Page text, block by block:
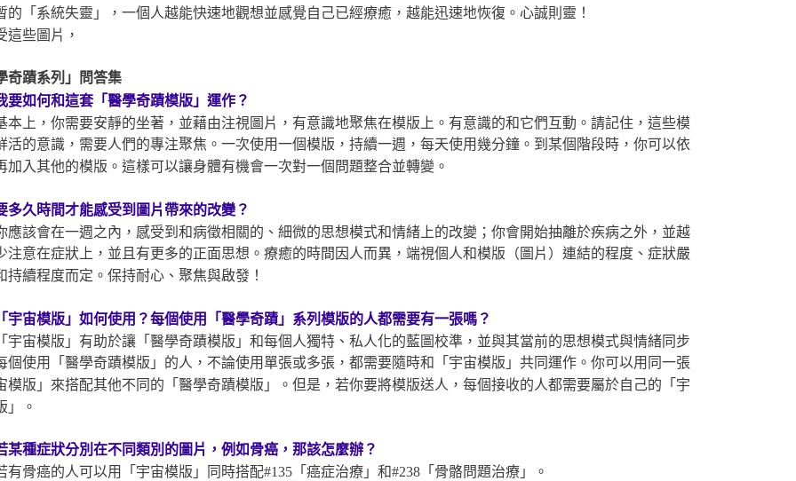
的「系統失靈」，一個人越能快速地觀想並感覺自己已經療癒，越能迅速地恢復。心誠則靈！
這些圖片，
奇蹟系列」問答集
要如何和這套「醫學奇蹟模版」運作？
本上，你需要安靜的坐著，並藉由注視圖片，有意識地聚焦在模版上。有意識的和它們互動。請記住，這些模
活的意識，需要人們的專注聚焦。一次使用一個模版，持續一週，每天使用幾分鐘。到某個階段時，你可以依
加入其他的模版。這樣可以讓身體有機會一次對一個問題整合並轉變。
多久時間才能感受到圖片帶來的改變？
應該會在一週之內，感受到和病徵相關的、細微的思想模式和情緒上的改變；你會開始抽離於疾病之外，並越
注意在症狀上，並且有更多的正面思想。療癒的時間因人而異，端視個人和模版（圖片）連結的程度、症狀嚴
持續程度而定。保持耐心、聚焦與啟發！
宇宙模版」如何使用？每個使用「醫學奇蹟」系列模版的人都需要有一張嗎？
宇宙模版」有助於讓「醫學奇蹟模版」和每個人獨特、私人化的藍圖校準，並與其當前的思想模式與情緒同步
個使用「醫學奇蹟模版」的人，不論使用單張或多張，都需要隨時和「宇宙模版」共同運作。你可以用同一張
模版」來搭配其他不同的「醫學奇蹟模版」。但是，若你要將模版送人，每個接收的人都需要屬於自己的「宇
」。
某種症狀分別在不同類別的圖片，例如骨癌，那該怎麼辦？
有骨癌的人可以用「宇宙模版」同時搭配#135「癌症治療」和#238「骨骼問題治療」。